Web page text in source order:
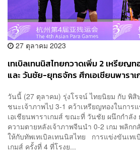
27 ตุลาคม 2023
เทเบิลเทนนิสไทยกวาดเพิ่ม 2 เหรียญ
และ วันชัย-ยุทธจักร ศึกเอเชียนพารา
วันนี้ (27 ตุลาคม) รุ่งโรจน์ ไทยนิยม กับ พิ
ชนะเจ้าภาพไป 3-1 คว้าเหรียญทองในการ
เอเชียนพาราเกมส์ ขณะที่ วันชัย ผนึกกำลัง
ความตายหลังเจ้าภาพจีนนำ 0-2 เกม พลิก
ให้กับทัพเทเบิลเทนนิสไทย การแข่งขันเทเ
เกมส์ ครั้งที่ 4 ที่โรงย...